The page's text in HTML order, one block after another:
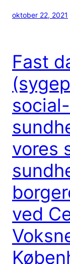
oktober 22, 2021
Fast
vores
ved